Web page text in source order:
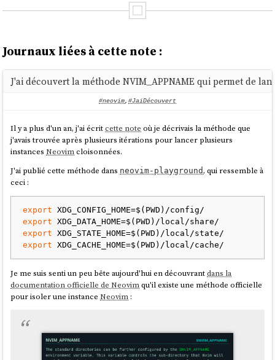
Journaux liées à cette note :
J'ai découvert la méthode NVIM_APPNAME qui permet de
#neovim, #JaiDécouvert
Il y a plus d'un an, j'ai écritcette note où je décrivais la méthode que
j'avais trouvée après plusieurs itérations pour lancer plusieurs
instancesNeovimcloisonnées.
J'ai publié cette méthode dans neovim-playground, qui ressemble à
ceci :
export
export
export
export
Je me suis senti un peu bête aujourd'hui en découvrantdans la
documentation officielle de Neovimqu'il existe une méthode officielle
pour isoler une instanceNeovim :